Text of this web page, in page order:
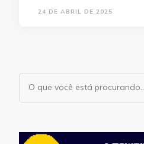
24 DE ABRIL DE 2025
Procurando
algo?